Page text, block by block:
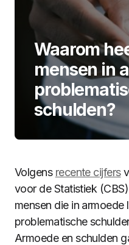
Waarom
mensen in
schulden?
Volgens recente cijfers
voor de Statistiek
mensen die in armoede
problematische
Armoede en schulden